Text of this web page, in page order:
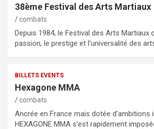
38ème Festival des Arts Martiaux
combats
Depuis 1984, le Festival des Arts Martiaux
passion, le prestige et l’universalité des
BILLETS EVENTS
Hexagone MMA
combats
Ancrée en France mais dotée d’ambitions
HEXAGONE MMA s’est rapidement